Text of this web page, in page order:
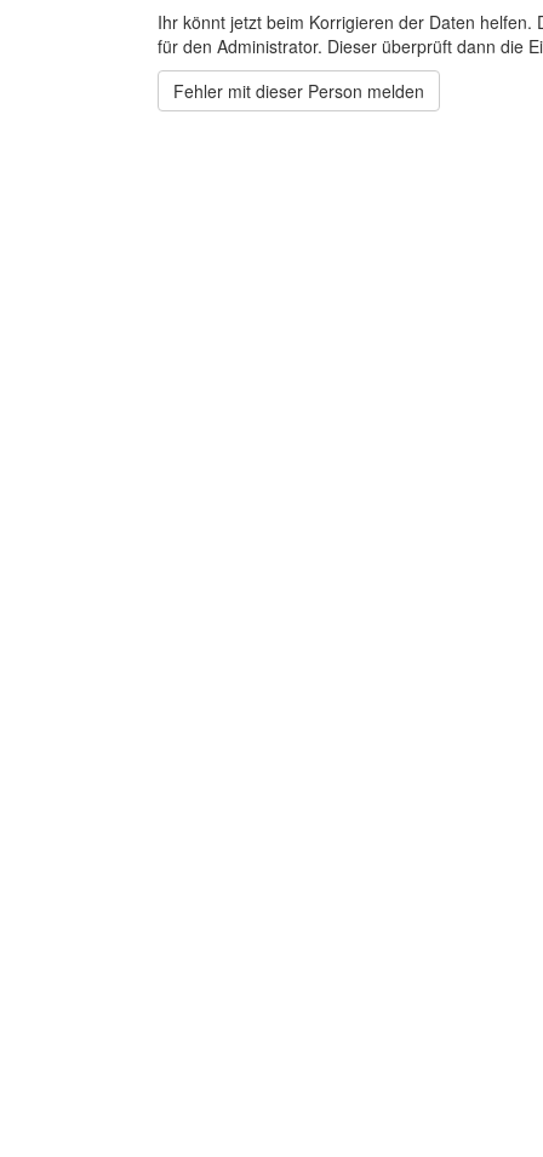
Ihr könnt jetzt beim Korrigieren der Daten
für den Administrator. Dieser überprüft dann die
Fehler mit dieser Person melden